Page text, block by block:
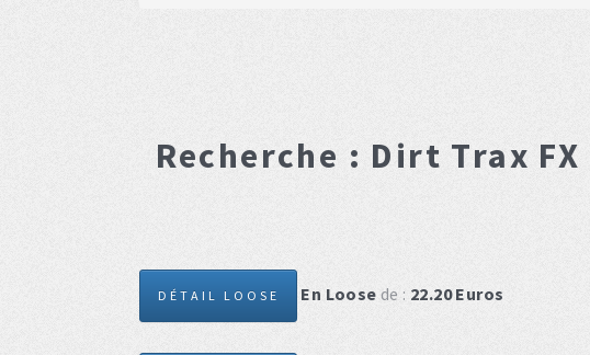
Recherche : Dirt Trax FX
DÉTAIL LOOSE En Loose de : 22.20Euros